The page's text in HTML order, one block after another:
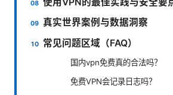
真实世界案例与数据洞察
常见问题区域（FAQ）
国内vpn免费真的合法吗？
免费VPN会记录日志吗？